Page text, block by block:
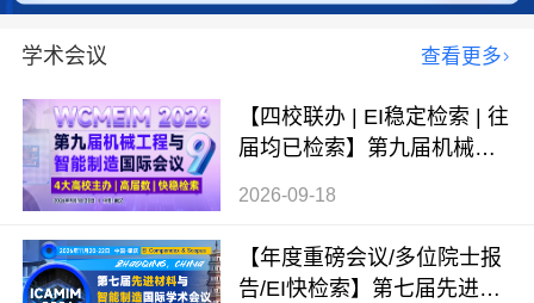
学术会议 查看更多
【四校联办 | EI稳定检索 | 往
届均已检索】第九届机械工
2026-09-18
【年度重磅会议/多位院士报
告/EI快检索】第七届先进材